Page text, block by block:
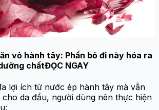
vỏ hành tây: Phần bỏ đi này hóa ra
chấtĐỌC NGAY
lợi ích từ nước ép hành tây mà vẫn
da đầu, người dùng nên thực hiện